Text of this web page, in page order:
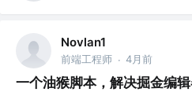
Novlan1
前端工程师 · 4月前
一个油猴脚本，解决掘金编